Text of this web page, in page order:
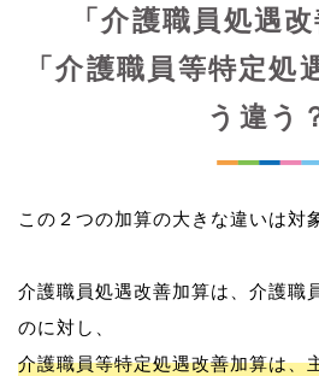
「介護職員処遇
「介護職員等特定処
う違う
この２つの加算の大きな違いは対
介護職員処遇改善加算は、介護職
介護職員等特定処遇改善加算は、